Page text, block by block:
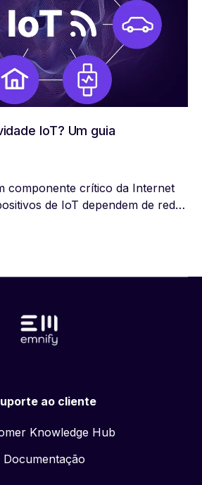
IoT? Um guia
componente crítico da Internet
de IoT dependem de redes
ao cliente
Knowledge Hub
Documentação